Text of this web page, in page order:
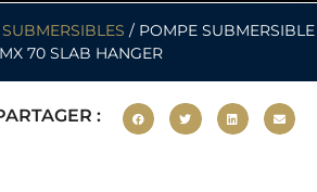
/ POMPE SUBMERSIBLE
70 SLAB HANGER
: